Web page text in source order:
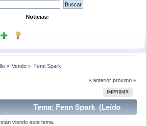
Noticias:
» Vendo» Fenn Spark
« anterior próximo »
IMPRIMIR
Tema: Fenn Spark (Leído
viendo este tema.